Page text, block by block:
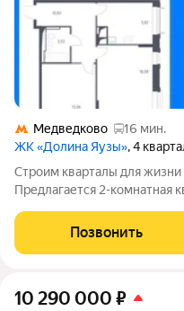
Медведково
16 мин.
ЖК «Долина Яузы», 4
Строим кварталы для
Предлагается 2-комнатная
в жилом комплексе "Долина
выбор: могут быть как с
Позвонить
10 290 000 ₽